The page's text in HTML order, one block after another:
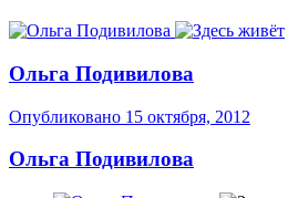
Ольга Подивилова
Опубликовано 15 октября, 2012
Ольга Подивилова